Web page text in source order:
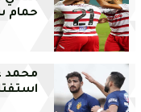
حمام
محمد